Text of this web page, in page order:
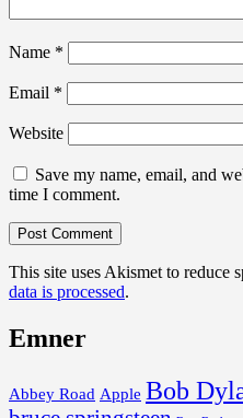
Name *
Email *
Website
Save my name, email, and
time I comment.
This site uses Akismet to reduce
data is processed.
Emner
Abbey Road Apple Bob